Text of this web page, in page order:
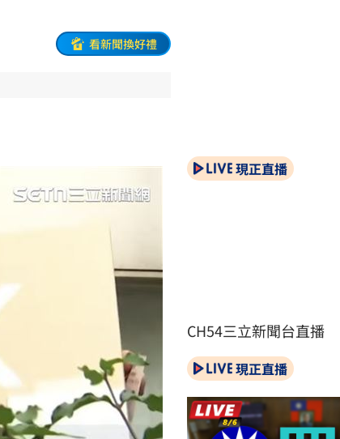
看新聞換好禮
現正直播
CH54三立新聞台直播
現正直播